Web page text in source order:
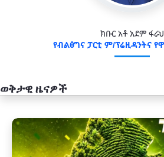
ክቡር አቶ አደም ፋራህ
የብልፅግና ፓርቲ ም/ፕሬዚዳንትና
ወቅታዊ ዜናዎች
አዲስ